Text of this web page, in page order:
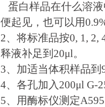
蛋白样品在什么溶
便起见，也可以用
2、将标准品按0, 1, 2,
释液补足到20μl。
3、加适当体积样品
4、各孔加入200μl G-
5、用酶标仪测定